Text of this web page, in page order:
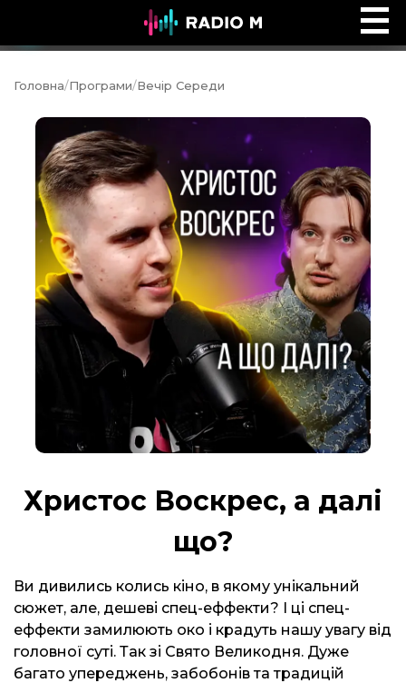
Ефір Radio M
Головна/Програми/Вечір Середи
Христос Воскрес, а далі
що?
Ви дивились колись кіно, в якому унікальний
сюжет, але, дешеві спец-еффекти? І ці спец-
еффекти замилюють око і крадуть нашу увагу від
головної суті. Так зі Свято Великодня. Дуже
багато упереджень, забобонів та традицій